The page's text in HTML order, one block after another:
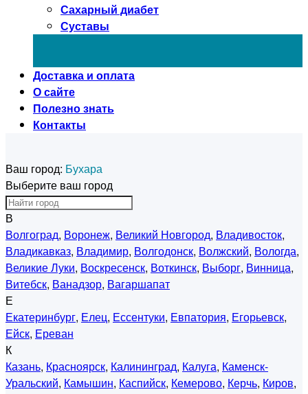
Сахарный диабет
Суставы
Доставка и оплата
О сайте
Полезно знать
Контакты
Ваш город: Бухара
Выберите ваш город
В
Волгоград, Воронеж, Великий Новгород, Владивосток,
Владикавказ, Владимир, Волгодонск, Волжский, Вологда,
Великие Луки, Воскресенск, Воткинск, Выборг, Винница,
Витебск, Ванадзор, Вагаршапат
Е
Екатеринбург, Елец, Ессентуки, Евпатория, Егорьевск,
Ейск, Ереван
К
Казань, Красноярск, Калининград, Калуга, Каменск-
Уральский, Камышин, Каспийск, Кемерово, Керчь, Киров,